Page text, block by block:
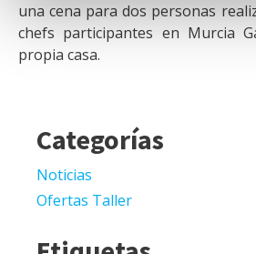
una cena para dos personas
chefs participantes en Murcia
propia casa.
Categorías
Noticias
Ofertas Taller